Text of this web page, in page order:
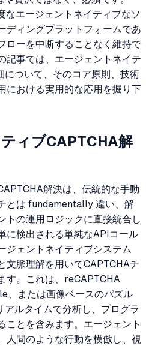
なエージェントネイティブなソ
ディングプラットフォームであ
ローを中断することなく維持で
記事では、エージェントネイテ
について、そのコア原則、技術
における実用的な応用を掘り下
ィブCAPTCHA解
解決は、伝統的な手動
とは fundamentally 違い、解
トの運用ロジックに直接統合し
に検出される単純なAPIコール
ジェントネイティブシステム
文脈理解を用いてCAPTCHAチ
す。これは、reCAPTCHA
または画像ベースのパズル
ルタイムで分析し、プログラ
ことを含みます。エージェント
人間のような行動を模倣し、視